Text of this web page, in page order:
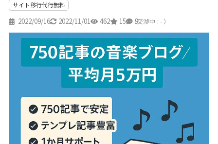
サイト移行代行無料
2022/09/16 2022/11/01 462 15 9
（交渉中 : - ）